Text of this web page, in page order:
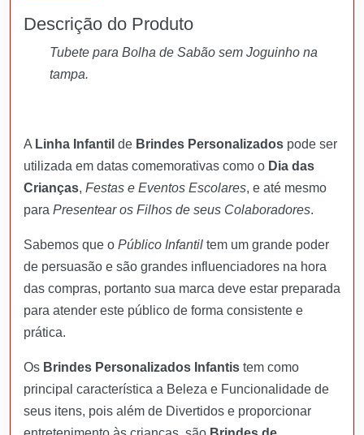
Descrição do Produto
Tubete para Bolha de Sabão sem Joguinho na
tampa.
A Linha Infantil de Brindes Personalizados pode ser
utilizada em datas comemorativas como o Dia das
Crianças, Festas e Eventos Escolares, e até mesmo
para Presentear os Filhos de seus Colaboradores.
Sabemos que o Público Infantil tem um grande poder
de persuasão e são grandes influenciadores na hora
das compras, portanto sua marca deve estar preparada
para atender este público de forma consistente e
prática.
Os Brindes Personalizados Infantis tem como
principal característica a Beleza e Funcionalidade de
seus itens, pois além de Divertidos e proporcionar